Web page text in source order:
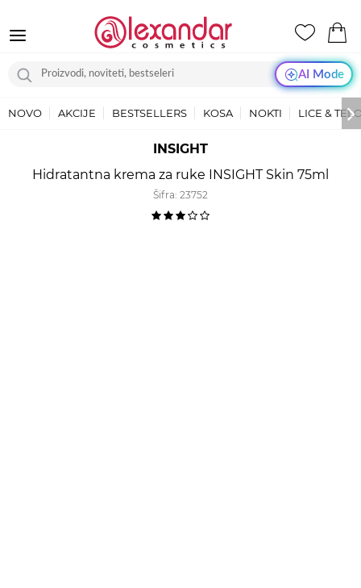
AI Mode
NOVO AKCIJE BESTSELLERS KOSA NOKTI LICE &
INSIGHT
Hidratantna krema za ruke INSIGHT Skin 75ml
Šifra: 23752